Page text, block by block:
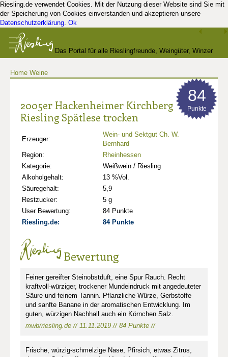
Riesling.de verwendet Cookies. Mit der Nutzung dieser Website sind Sie mit
der Speicherung von Cookies einverstanden und akzeptieren unsere
Datenschutzerklärung. Ok
Das Portal für alle Rieslingfreunde, Weingüter, Winzer
Home Weine
2005er Hackenheimer Kirchberg
Riesling Spätlese trocken
Erzeuger:
Wein- und Sektgut Ch. W.
Bernhard
Region:
Rheinhessen
Kategorie:
Weißwein / Riesling
Alkoholgehalt:
13 %Vol.
Säuregehalt:
5,9
Restzucker:
5 g
User Bewertung:
84 Punkte
Riesling.de:
84 Punkte
84
Punkte
Bewertung
Feiner gereifter Steinobstduft, eine Spur Rauch. Recht
kraftvoll-würziger, trockener Mundeindruck mit angedeuteter
Säure und feinem Tannin. Pflanzliche Würze, Gerbstoffe
und sanfte Banane in der aromatischen Entwicklung. Im
guten, würzigen Nachhall auch ein Körnchen Salz.
mwb/riesling.de // 11.11.2019 // 84 Punkte //
Frische, würzig-schmelzige Nase, Pfirsich, etwas Zitrus,